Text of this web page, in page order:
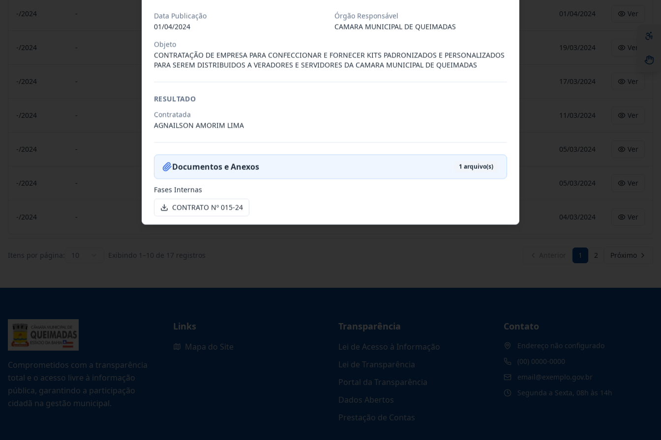
-/2024 - Contrato CONTRATO Nº 016-24 - JAILTON XAVIER DOS SANTOS 2981... 01/04/2024 Ver
-/2024 - Contrato CONTRATO 013-24 - LINDOMAR DA CUNHA SANTOS 19/03/2024 Ver
-/2024 - 17/03/2024 Ver
-/2024 - Contrato CONTRATO Nº 011-24 - GK VEICULOS E LOCAÇÃO LTDA 11/03/2024 Ver
-/2024 - 05/03/2024 Ver
-/2024 - 05/03/2024 Ver
-/2024 - Contrato CONTRATO Nº 010-24 - G. DOS SANTOS OLIVEIRA COSTA 04/03/2024 Ver
Itens por página: 10 Exibindo 1 –10 de 17 registros 1 2 Próximo
Comprometidos com a transparência
total e o acesso livre à informação
pública, garantindo a participação
cidadã na gestão municipal.
Links
Mapa do Site
Transparência
Lei de Acesso à Informação
Lei de Transparência
Portal da Transparência
Dados Abertos
Prestação de Contas
Contato
Endereço não configurado
(00) 0000-0000
email@exemplo.gov.br
Segunda a Sexta, 08h às 14h
Data Publicação
01/04/2024
Órgão Responsável
CAMARA MUNICIPAL DE QUEIMADAS
Objeto
CONTRATAÇÃO DE EMPRESA PARA CONFECCIONAR E FORNECER KITS PADRONIZADOS E PERSONALIZADOS
PARA SEREM DISTRIBUIDOS A VERADORES E SERVIDORES DA CAMARA MUNICIPAL DE QUEIMADAS
RESULTADO
Contratada
AGNAILSON AMORIM LIMA
Documentos e Anexos 1 arquivo(s)
Fases Internas
CONTRATO Nº 015-24